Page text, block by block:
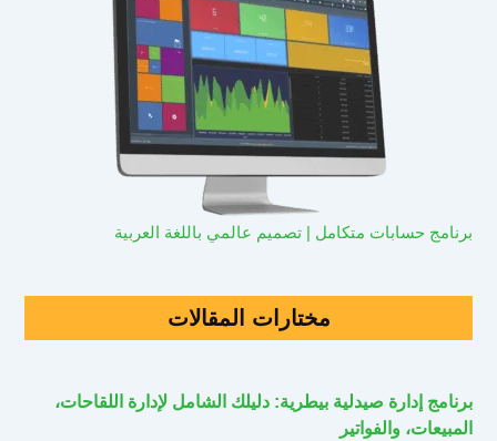
برنامج حسابات متكامل | تصميم عالمي باللغة العربية
مختارات المقالات
برنامج إدارة صيدلية بيطرية: دليلك الشامل لإدارة اللقاحات،
المبيعات، والفواتير